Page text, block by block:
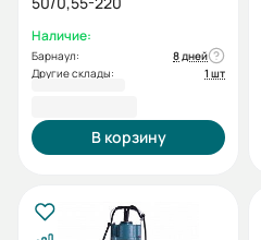
Наличие:
Барнаул:
8 дней
Другие склады:
1 шт
В корзину